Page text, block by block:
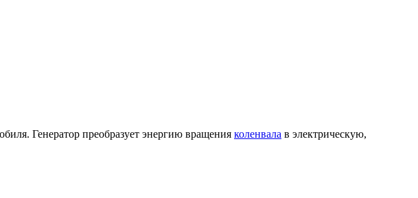
Генератор преобразует энергию вращения коленвала в электрическую,